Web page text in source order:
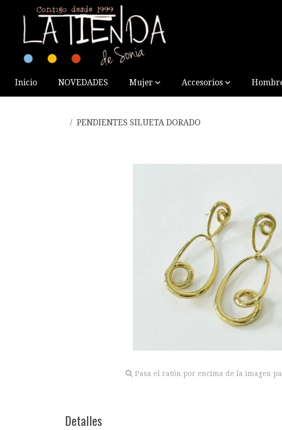
Inicio NOVEDADES Mujer Accesorios
PENDIENTES SILUETA DORADO
Pasa el ratón por encima de la imagen
Detalles